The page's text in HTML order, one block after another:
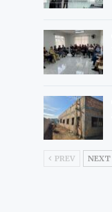
PREV NEXT